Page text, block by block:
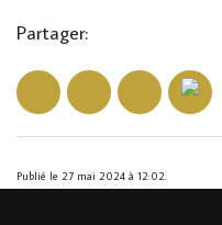
Partager:
Publié le 27 mai 2024 à 12:02.